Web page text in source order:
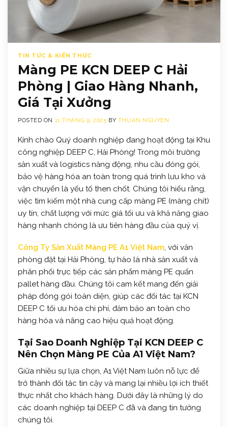
TIN TỨC & KIẾN THỨC
Màng PE KCN DEEP C Hải
Phòng | Giao Hàng Nhanh,
Giá Tại Xưởng
POSTED ON 11 THÁNG 9, 2025 BY THUAN NGUYEN
Kính chào Quý doanh nghiệp đang hoạt động tại Khu
công nghiệp DEEP C, Hải Phòng! Trong môi trường
sản xuất và logistics năng động, nhu cầu đóng gói,
bảo vệ hàng hóa an toàn trong quá trình lưu kho và
vận chuyển là yếu tố then chốt. Chúng tôi hiểu rằng,
việc tìm kiếm một nhà cung cấp màng PE (màng chít)
uy tín, chất lượng với mức giá tối ưu và khả năng giao
hàng nhanh chóng là ưu tiên hàng đầu của quý vị.
Công Ty Sản Xuất Màng PE A1 Việt Nam, với văn
phòng đặt tại Hải Phòng, tự hào là nhà sản xuất và
phân phối trực tiếp các sản phẩm màng PE quấn
pallet hàng đầu. Chúng tôi cam kết mang đến giải
pháp đóng gói toàn diện, giúp các đối tác tại KCN
DEEP C tối ưu hóa chi phí, đảm bảo an toàn cho
hàng hóa và nâng cao hiệu quả hoạt động.
Tại Sao Doanh Nghiệp Tại KCN DEEP C
Nên Chọn Màng PE Của A1 Việt Nam?
Giữa nhiều sự lựa chọn, A1 Việt Nam luôn nỗ lực để
trở thành đối tác tin cậy và mang lại nhiều lợi ích thiết
thực nhất cho khách hàng. Dưới đây là những lý do
các doanh nghiệp tại DEEP C đã và đang tin tưởng
chúng tôi.